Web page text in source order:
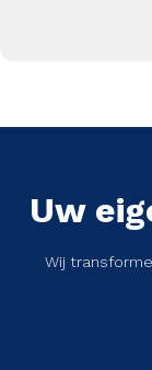
Uw
Wij